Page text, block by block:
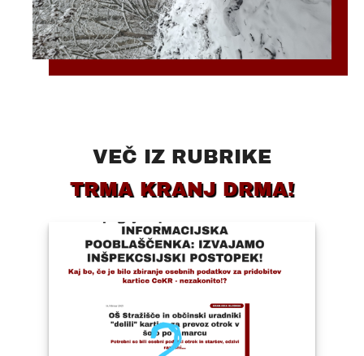
VEČ IZ RUBRIKE
TRMA KRANJ DRMA!